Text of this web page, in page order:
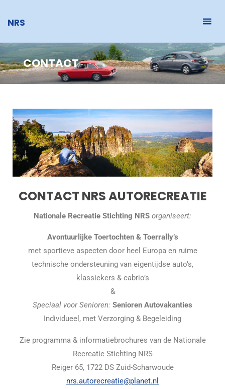
NRS
CONTACT
CONTACT NRS AUTORECREATIE
Nationale Recreatie Stichting NRS organiseert:
Avontuurlijke Toertochten & Toerrally’s
met sportieve aspecten door heel Europa en ruime
technische ondersteuning van eigentijdse auto’s,
klassiekers & cabrio’s
&
Speciaal voor Senioren: Senioren Autovakanties
Individueel, met Verzorging & Begeleiding
Zie programma & informatiebrochures van de Nationale
Recreatie Stichting NRS
Reiger 65, 1722 DS Zuid-Scharwoude
nrs.autorecreatie@planet.nl